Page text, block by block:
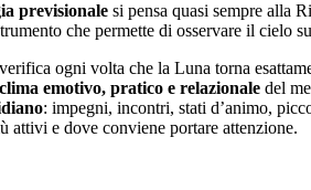
previsionale si pensa quasi sempre alla
che permette di osservare il cielo
ogni volta che la Luna torna
emotivo, pratico e relazionale del
: impegni, incontri, stati d’animo,
attivi e dove conviene portare attenzione.